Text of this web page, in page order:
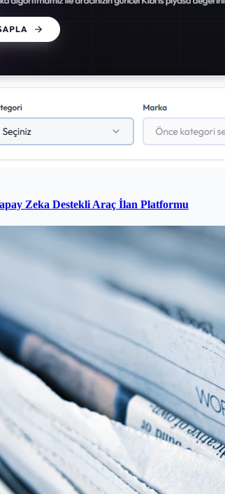
Zeka Destekli Araç İlan Platformu